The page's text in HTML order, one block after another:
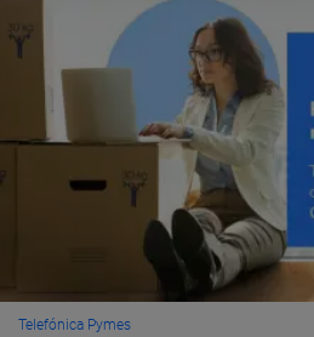
Telefónica Pymes